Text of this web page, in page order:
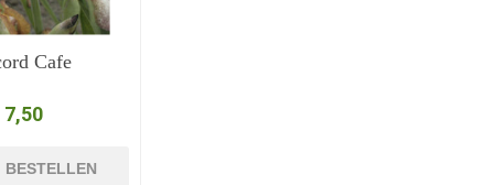
Cafe
7,50
BESTELLEN